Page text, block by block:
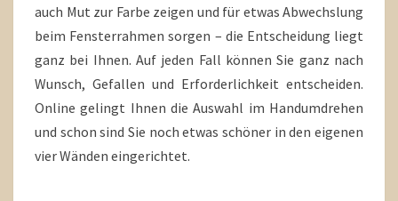
auch Mut zur Farbe zeigen und für etwas Abwechslung
beim Fensterrahmen sorgen – die Entscheidung liegt
ganz bei Ihnen. Auf jeden Fall können Sie ganz nach
Wunsch, Gefallen und Erforderlichkeit entscheiden.
Online gelingt Ihnen die Auswahl im Handumdrehen
und schon sind Sie noch etwas schöner in den eigenen
vier Wänden eingerichtet.